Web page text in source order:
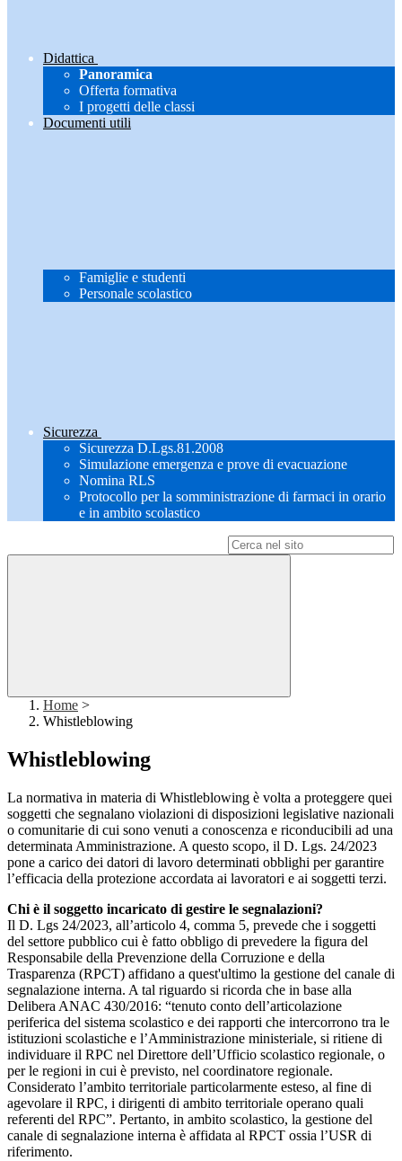
Didattica
Panoramica
Offerta formativa
I progetti delle classi
Documenti utili
Famiglie e studenti
Personale scolastico
Sicurezza
Sicurezza D.Lgs.81.2008
Simulazione emergenza e prove di evacuazione
Nomina RLS
Protocollo per la somministrazione di farmaci in orario
e in ambito scolastico
Home >
Whistleblowing
Whistleblowing
La normativa in materia di Whistleblowing è volta a proteggere quei
soggetti che segnalano violazioni di disposizioni legislative nazionali
o comunitarie di cui sono venuti a conoscenza e riconducibili ad una
determinata Amministrazione. A questo scopo, il D. Lgs. 24/2023
pone a carico dei datori di lavoro determinati obblighi per garantire
l’efficacia della protezione accordata ai lavoratori e ai soggetti terzi.
Chi è il soggetto incaricato di gestire le segnalazioni?
Il D. Lgs 24/2023, all’articolo 4, comma 5, prevede che i soggetti
del settore pubblico cui è fatto obbligo di prevedere la figura del
Responsabile della Prevenzione della Corruzione e della
Trasparenza (RPCT) affidano a quest'ultimo la gestione del canale di
segnalazione interna. A tal riguardo si ricorda che in base alla
Delibera ANAC 430/2016: “tenuto conto dell’articolazione
periferica del sistema scolastico e dei rapporti che intercorrono tra le
istituzioni scolastiche e l’Amministrazione ministeriale, si ritiene di
individuare il RPC nel Direttore dell’Ufficio scolastico regionale, o
per le regioni in cui è previsto, nel coordinatore regionale.
Considerato l’ambito territoriale particolarmente esteso, al fine di
agevolare il RPC, i dirigenti di ambito territoriale operano quali
referenti del RPC”. Pertanto, in ambito scolastico, la gestione del
canale di segnalazione interna è affidata al RPCT ossia l’USR di
riferimento.